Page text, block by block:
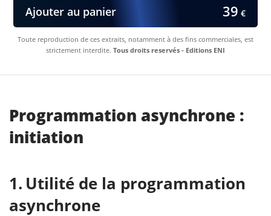
Ajouter au panier 39 €
Toute reproduction de ces extraits, notamment à des fins commerciales, est
strictement interdite. Tous droits reservés - Editions ENI
Programmation asynchrone :
initiation
Utilité de la programmation
asynchrone